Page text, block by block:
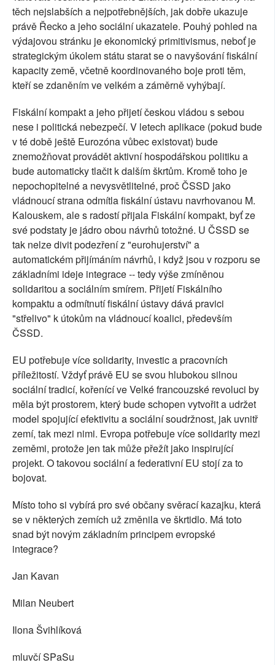
těch nejslabších a nejpotřebnějších, jak dobře ukazuje
právě Řecko a jeho sociální ukazatele. Pouhý pohled na
výdajovou stránku je ekonomický primitivismus, neboť je
strategickým úkolem státu starat se o navyšování fiskální
kapacity země, včetně koordinovaného boje proti těm,
kteří se zdaněním ve velkém a záměrně vyhýbají.
Fiskální kompakt a jeho přijetí českou vládou s sebou
nese i politická nebezpečí. V letech aplikace (pokud bude
v té době ještě Eurozóna vůbec existovat) bude
znemožňovat provádět aktivní hospodářskou politiku a
bude automaticky tlačit k dalším škrtům. Kromě toho je
nepochopitelné a nevysvětlitelné, proč ČSSD jako
vládnoucí strana odmítla fiskální ústavu navrhovanou M.
Kalouskem, ale s radostí přijala Fiskální kompakt, byť ze
své podstaty je jádro obou návrhů totožné. U ČSSD se
tak nelze divit podezření z "eurohujerství" a
automatickém přijímáním návrhů, i když jsou v rozporu se
základními ideje integrace -- tedy výše zmíněnou
solidaritou a sociálním smírem. Přijetí Fiskálního
kompaktu a odmítnutí fiskální ústavy dává pravici
"střelivo" k útokům na vládnoucí koalici, především
ČSSD.
EU potřebuje více solidarity, investic a pracovních
příležitostí. Vždyť právě EU se svou hlubokou silnou
sociální tradicí, kořenící ve Velké francouzské revoluci by
měla být prostorem, který bude schopen vytvořit a udržet
model spojující efektivitu a sociální soudržnost, jak uvnitř
zemí, tak mezi nimi. Evropa potřebuje více solidarity mezi
zeměmi, protože jen tak může přežít jako inspirující
projekt. O takovou sociální a federativní EU stojí za to
bojovat.
Místo toho si vybírá pro své občany svěrací kazajku, která
se v některých zemích už změnila ve škrtidlo. Má toto
snad být novým základním principem evropské
integrace?
Jan Kavan
Milan Neubert
Ilona Švihlíková
mluvčí SPaSu